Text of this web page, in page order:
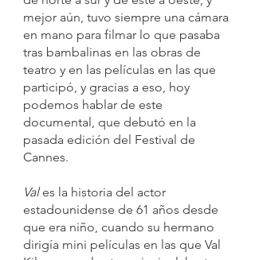
mejor aún, tuvo siempre una cámara
en mano para filmar lo que pasaba
tras bambalinas en las obras de
teatro y en las películas en las que
participó, y gracias a eso, hoy
podemos hablar de este
documental, que debutó en la
pasada edición del Festival de
Cannes.
Val es la historia del actor
estadounidense de 61 años desde
que era niño, cuando su hermano
dirigía mini películas en las que Val